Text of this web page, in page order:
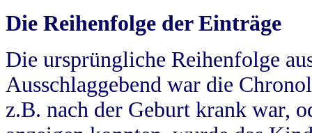
Die Reihenfolge der Einträge
Die ursprüngliche Reihenfolge
Ausschlaggebend war die
z.B. nach der Geburt krank war,